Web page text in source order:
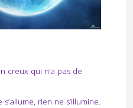
creux qui n’a pas de
rien ne s’illumine.